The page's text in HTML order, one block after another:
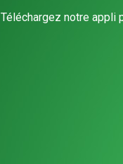
Téléchargez notre appli